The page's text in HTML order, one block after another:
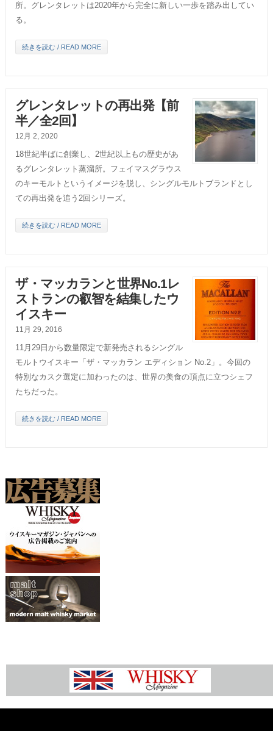
所。グレンタレットは2020年から完全に新しい一歩を踏み出してい
る。
続きを読む / READ MORE
グレンタレットの再出発【前
半／全2回】
12月 2, 2020
18世紀半ばに創業し、2世紀以上もの歴史があ
るグレンタレット蒸溜所。フェイマスグラウス
のキーモルトというイメージを脱し、シングルモルトブランドとし
ての再出発を追う2回シリーズ。
続きを読む / READ MORE
ザ・マッカランと世界No.1レ
ストランの叡智を結集したウ
イスキー
11月 29, 2016
11月29日から数量限定で新発売されるシングル
モルトウイスキー「ザ・マッカラン エディション No.2」。今回の
特別なカスク選定に加わったのは、世界の美食の頂点に立つシェフ
たちだった。
続きを読む / READ MORE